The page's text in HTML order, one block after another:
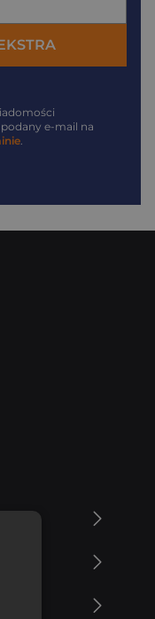
e-mail na
.